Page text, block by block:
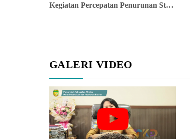
Kegiatan Percepatan Penurunan Stunting - Distribusi Ayam Dan Telur Di Distrik Riau Barat
GALERI VIDEO